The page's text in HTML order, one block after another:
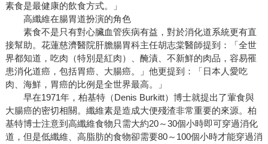
素食是最健康的飲食方式。」
高纖維在腸胃道扮演的角色
素食不是只有對心臟血管疾病有益，對於消化道系統更有直
接幫助。花蓮慈濟醫院肝膽腸胃科主任胡志棠醫師提到：「全世
界都知道，吃肉（特別是紅肉）、醃漬、不新鮮的肉品，容易罹
患消化道癌，包括胃癌、大腸癌。」他更提到：「日本人愛吃
肉、海鮮，胃癌的比例是全世界最高。」
早在1971年，柏基特（Denis Burkitt）博士就提出了葷食與
大腸癌的密切相關。纖維素是造成大便殘渣非常重要的來源。柏
基特博士注意到高纖維食物只需大約20～30個小時即可穿過消化
道，但是低纖維、高脂肪的食物卻需要80～100個小時才能穿過消